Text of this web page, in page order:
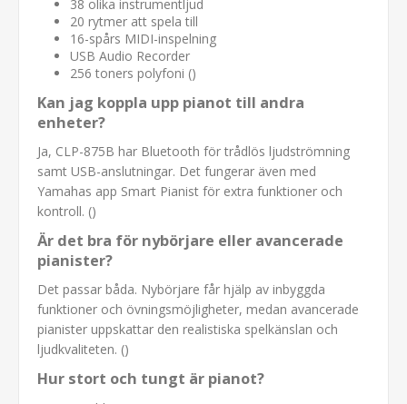
38 olika instrumentljud
20 rytmer att spela till
16-spårs MIDI-inspelning
USB Audio Recorder
256 toners polyfoni ()
Kan jag koppla upp pianot till andra
enheter?
Ja, CLP-875B har Bluetooth för trådlös ljudströmning
samt USB-anslutningar. Det fungerar även med
Yamahas app Smart Pianist för extra funktioner och
kontroll. ()
Är det bra för nybörjare eller avancerade
pianister?
Det passar båda. Nybörjare får hjälp av inbyggda
funktioner och övningsmöjligheter, medan avancerade
pianister uppskattar den realistiska spelkänslan och
ljudkvaliteten. ()
Hur stort och tungt är pianot?